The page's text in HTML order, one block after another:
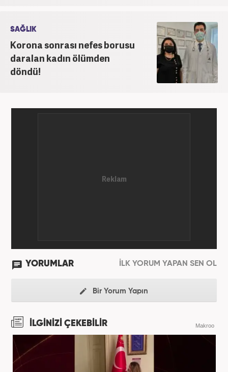
SAĞLIK
Korona sonrası nefes borusu
daralan kadın ölümden
döndü!
YORUMLAR İLK YORUM YAPAN SEN OL
Bir Yorum Yapın
İLGİNİZİ ÇEKEBİLİR Makroo